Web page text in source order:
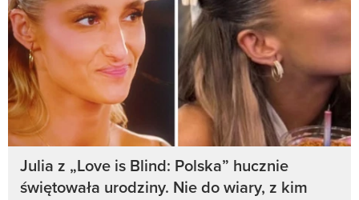
Julia z „Love is Blind: Polska” hucznie
świętowała urodziny. Nie do wiary, z kim